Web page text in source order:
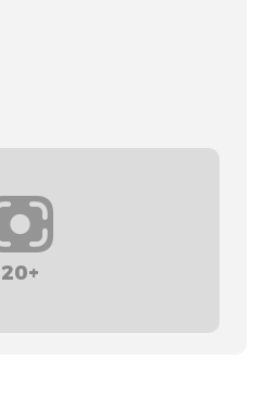
20+